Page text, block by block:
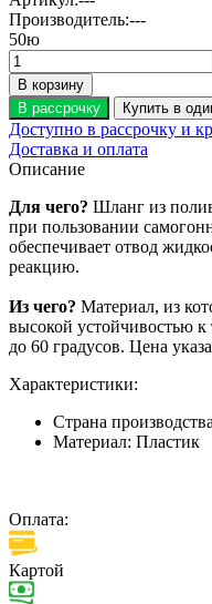
Производитель:---
50ю
В корзину
В рассрочку
Купить в
Доступно в рассрочку и
Доставка и оплата
Описание
Для чего? Шланг из
при пользовании
обеспечивает отвод
реакцию.
Из чего? Материал, из
высокой устойчивостью к
до 60 градусов. Цена
Характеристики:
Страна
Материал: Пластик
Оплата:
Картой